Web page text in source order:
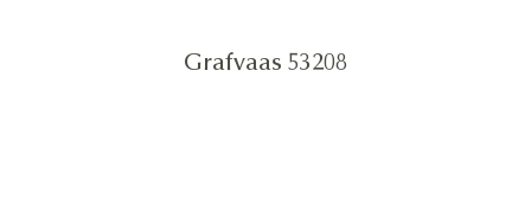
Grafvaas 53208